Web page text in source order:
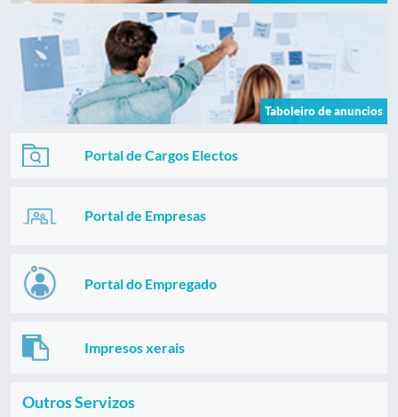
Taboleiro de anuncios
Portal de Cargos Electos
Portal de Empresas
Portal do Empregado
Impresos xerais
Outros Servizos